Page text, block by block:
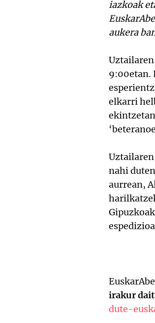
iazkoak
aukera
9:00etan.
elkarri
nahi
aurrean,
irakur
dute-